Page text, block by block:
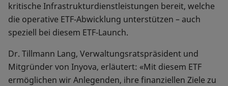
kritische Infrastrukturdienstleistungen bereit, welche
die operative ETF‑Abwicklung unterstützen – auch
speziell bei diesem ETF‑Launch.
Dr. Tillmann Lang, Verwaltungsratspräsident und
Mitgründer von Inyova, erläutert: «Mit diesem ETF
ermöglichen wir Anlegenden, ihre finanziellen Ziele zu